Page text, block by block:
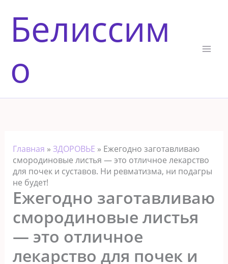
содержимому
Белиссим
о
Главная » ЗДОРОВЬЕ » Ежегодно зaготавливаю
смородиновые листья — это отличное лекарство
для почек и суставов. Ни ревматизма, ни подагры
не будет!
Ежегодно зaготавливаю
смородиновые листья
— это отличное
лекарство для почек и